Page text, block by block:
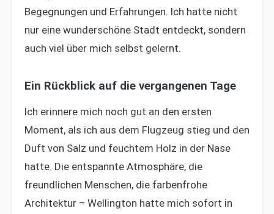
Begegnungen und Erfahrungen. Ich hatte nicht
nur eine wunderschöne Stadt entdeckt, sondern
auch viel über mich selbst gelernt.
Ein Rückblick auf die vergangenen Tage
Ich erinnere mich noch gut an den ersten
Moment, als ich aus dem Flugzeug stieg und den
Duft von Salz und feuchtem Holz in der Nase
hatte. Die entspannte Atmosphäre, die
freundlichen Menschen, die farbenfrohe
Architektur – Wellington hatte mich sofort in